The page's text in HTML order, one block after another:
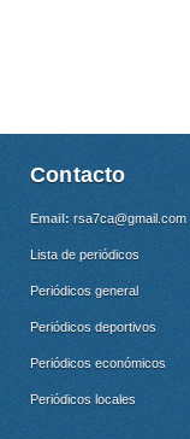
Contacto
Email: rsa7ca@gmail.com
Lista de periódicos
Periódicos general
Periódicos deportivos
Periódicos económicos
Periódicos locales